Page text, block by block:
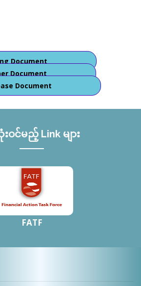
မရှိသည်ကိုလည်း တွေ့ရှိရကြောင်းနှင့်
ေကြေး ခဝါချမှုတိုက်ဖျက်ရေးကို
မှတ်လေ့လာသုံးသပ်နေသည့် အဖွဲ့အစည်း
များကို အခြေမခံဘဲ နိုင်ငံရေးနှင့်
FATF နှင့် မြန်မာနိုင်ငံအကြား
ာင်ရွက်နေမှုများကို သေချာစွာသုံးသပ်
ာင် ရေးသားထုတ်ပြန်နေမှုကို ကန့်ကွက်ပါ
Document
Document
Document
ဝင်မည့် Link များ
FATF